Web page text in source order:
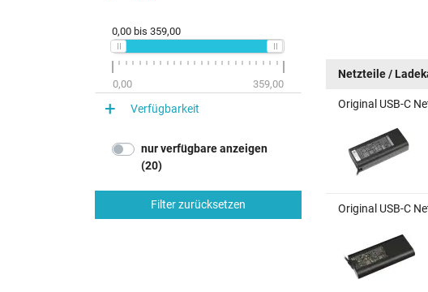
0,00 bis 359,00
0,00 359,00
Verfügbarkeit
nur verfügbare anzeigen
(20)
Filter zurücksetzen
Netzteile /
Original USB-C
Original USB-C